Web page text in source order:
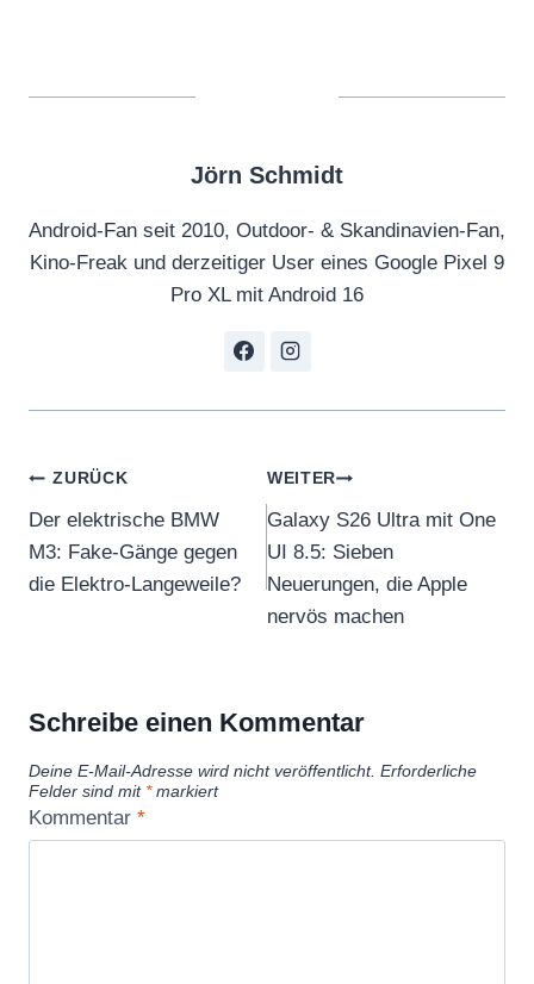
Jörn Schmidt
Android-Fan seit 2010, Outdoor- & Skandinavien-Fan,
Kino-Freak und derzeitiger User eines Google Pixel 9
Pro XL mit Android 16
Beitragsnavigation
ZURÜCK
Der elektrische BMW
M3: Fake-Gänge gegen
die Elektro-Langeweile?
WEITER
Galaxy S26 Ultra mit One
UI 8.5: Sieben
Neuerungen, die Apple
nervös machen
Schreibe einen Kommentar
Deine E-Mail-Adresse wird nicht veröffentlicht. Erforderliche
Felder sind mit *markiert
Kommentar *